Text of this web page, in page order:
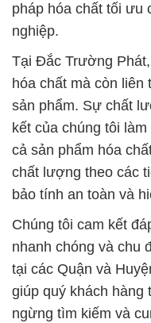
pháp hóa chất tối ưu
nghiệp.
Tại Đắc Trường
hóa chất mà còn liên
sản phẩm. Sự chất
kết của chúng tôi
cả sản phẩm hóa
chất lượng theo các
bảo tính an toàn và
Chúng tôi cam kết
nhanh chóng và chu
tại các Quận và
giúp quý khách hàng
ngừng tìm kiếm và